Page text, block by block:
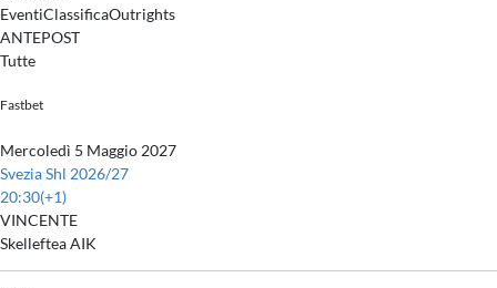
EventiClassificaOutrights
ANTEPOST
Tutte
Fastbet
Mercoledì 5 Maggio 2027
Svezia Shl 2026/27
20:30(+1)
VINCENTE
Skelleftea AIK